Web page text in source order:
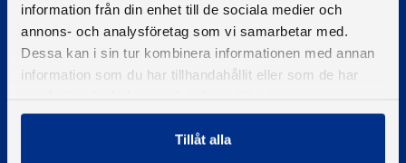
information från din enhet till de sociala medier och
annons- och analysföretag som vi samarbetar med.
Dessa kan i sin tur kombinera informationen med annan
information som du har tillhandahållit eller som de har
Tillåt alla
© 2026 - Svenska Båtunionen